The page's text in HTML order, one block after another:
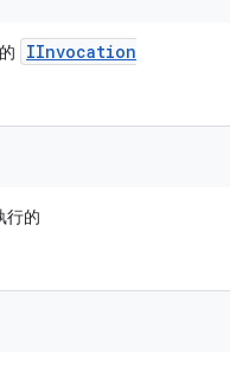
IInvocation
行的